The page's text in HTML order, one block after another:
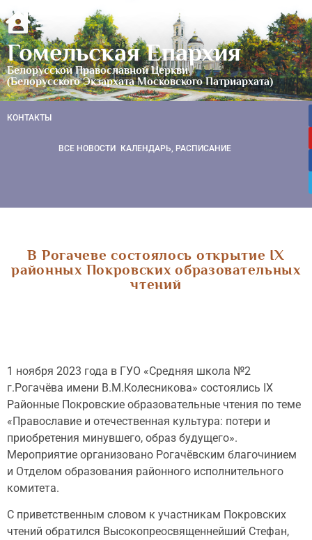
Гомельская Епархия
Белорусской Православной Церкви
(Белорусского Экзархата Московского Патриархата)
КОНТАКТЫ
ВСЕ НОВОСТИ КАЛЕНДАРЬ, РАСПИСАНИЕ
В Рогачеве состоялось открытие IX
районных Покровских образовательных
чтений
1 ноября 2023 года в ГУО «Средняя школа №2
г.Рогачёва имени В.М.Колесникова» состоялись IX
Районные Покровские образовательные чтения по теме
«Православие и отечественная культура: потери и
приобретения минувшего, образ будущего».
Мероприятие организовано Рогачёвским благочинием
и Отделом образования районного исполнительного
комитета.
С приветственным словом к участникам Покровских
чтений обратился Высокопреосвященнейший Стефан,